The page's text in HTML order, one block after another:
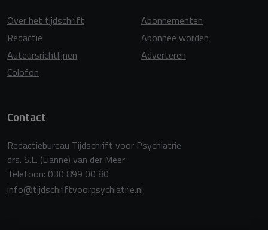
Over het tijdschrift
Redactie
Auteursrichtlijnen
Colofon
Abonnementen
Abonnee worden
Adverteren
Contact
Redactiebureau Tijdschrift voor Psychiatrie
drs. S.L. (Lianne) van der Meer
Telefoon: 030 899 00 80
info@tijdschriftvoorpsychiatrie.nl